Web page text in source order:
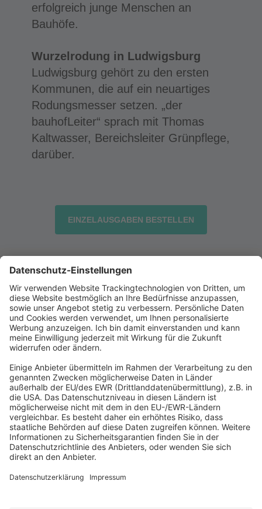
erfolgreich junge Menschen an
Bauhöfe.
Wurzelrodung in Ludwigsburg
Ludwigsburg gehört zu den ersten
Kommunen, die auf ein neuartiges
Rodungsmesser setzen. „der
bauhofLeiter“ sprach mit Thomas
Kaltwasser, Bereichsleiter Grünpflege,
darüber.
EINZELAUSGABEN BESTELLEN
Abonnement anfordern|Abo kündigen
Werben bei uns